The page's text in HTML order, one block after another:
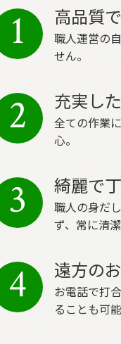
高品質
職人運営の
せん。
1
充実し
全ての作業
心。
2
綺麗で
職人の身だ
ず、常に清
3
遠方の
お電話で打
ることも可能
4